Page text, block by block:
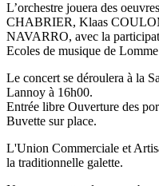
L’orchestre jouera des
CHABRIER, Klaas
NAVARRO, avec la
Ecoles de musique de
Le concert se déroulera à la
Lannoy à 16h00.
Entrée libre Ouverture des
Buvette sur place.
L'Union Commerciale et
la traditionnelle galette.